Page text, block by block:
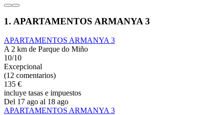
1. APARTAMENTOS ARMANYA 3
APARTAMENTOS ARMANYA 3
A 2 km de Parque do Miño
10/10
Excepcional
(12 comentarios)
135 €
incluye tasas e impuestos
Del 17 ago al 18 ago
APARTAMENTOS ARMANYA 3